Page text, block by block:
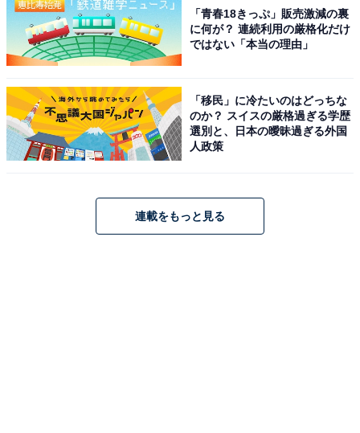
「青春18きっぷ」販売激減の裏
に何が？ 連続利用の厳格化だけ
ではない「本当の理由」
「移民」に冷たいのはどっちな
のか？ スイスの厳格過ぎる学歴
選別と、日本の曖昧過ぎる外国
人政策
連載をもっと見る